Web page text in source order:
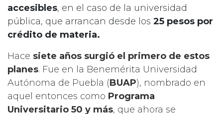
accesibles, en el caso de la universidad
pública, que arrancan desde los 25 pesos por
crédito de materia.
Hace siete años surgió el primero de estos
planes. Fue en la Benemérita Universidad
Autónoma de Puebla (BUAP), nombrado en
aquel entonces como Programa
Universitario 50 y más, que ahora se